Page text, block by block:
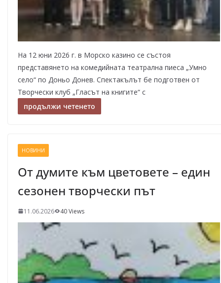
На 12 юни 2026 г. в Морско казино се състоя
представянето на комедийната театрална пиеса „Умно
село“ по Доньо Донев. Спектакълът бе подготвен от
Творчески клуб „Гласът на книгите“ с
продължи четенето
НОВИНИ
От думите към цветовете – един
сезонен творчески път
11.06.2026 40 Views